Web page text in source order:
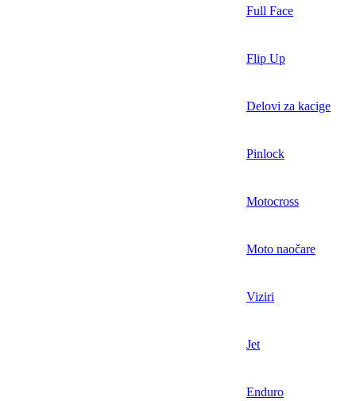
Full Face
Flip Up
Delovi za kacige
Pinlock
Motocross
Moto naočare
Viziri
Jet
Enduro